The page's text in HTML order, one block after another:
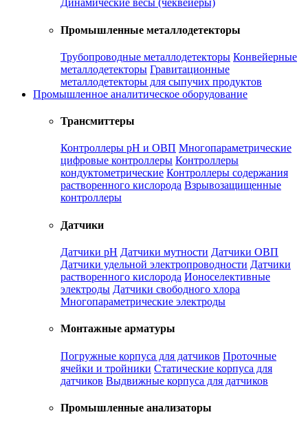
Динамические весы (чеквейеры)
Промышленные металлодетекторы
Трубопроводные металлодетекторы Конвейерные
металлодетекторы Гравитационные
металлодетекторы для сыпучих продуктов
Промышленное аналитическое оборудование
Трансмиттеры
Контроллеры рН и ОВП Многопараметрические
цифровые контроллеры Контроллеры
кондуктометрические Контроллеры содержания
растворенного кислорода Взрывозащищенные
контроллеры
Датчики
Датчики рН Датчики мутности Датчики ОВП
Датчики удельной электропроводности Датчики
растворенного кислорода Ионоселективные
электроды Датчики свободного хлора
Многопараметрические электроды
Монтажные арматуры
Погружные корпуса для датчиков Проточные
ячейки и тройники Статические корпуса для
датчиков Выдвижные корпуса для датчиков
Промышленные анализаторы